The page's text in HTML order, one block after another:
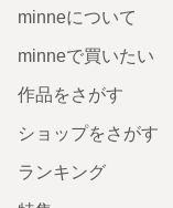
minneについて
minneで買いたい
作品をさがす
ショップをさがす
ランキング